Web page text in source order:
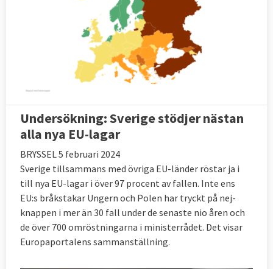
Undersökning: Sverige stödjer nästan
alla nya EU-lagar
BRYSSEL 5 februari 2024
Sverige tillsammans med övriga EU-länder röstar ja i
till nya EU-lagar i över 97 procent av fallen. Inte ens
EU:s bråkstakar Ungern och Polen har tryckt på nej-
knappen i mer än 30 fall under de senaste nio åren och
de över 700 omröstningarna i ministerrådet. Det visar
Europaportalens sammanställning.